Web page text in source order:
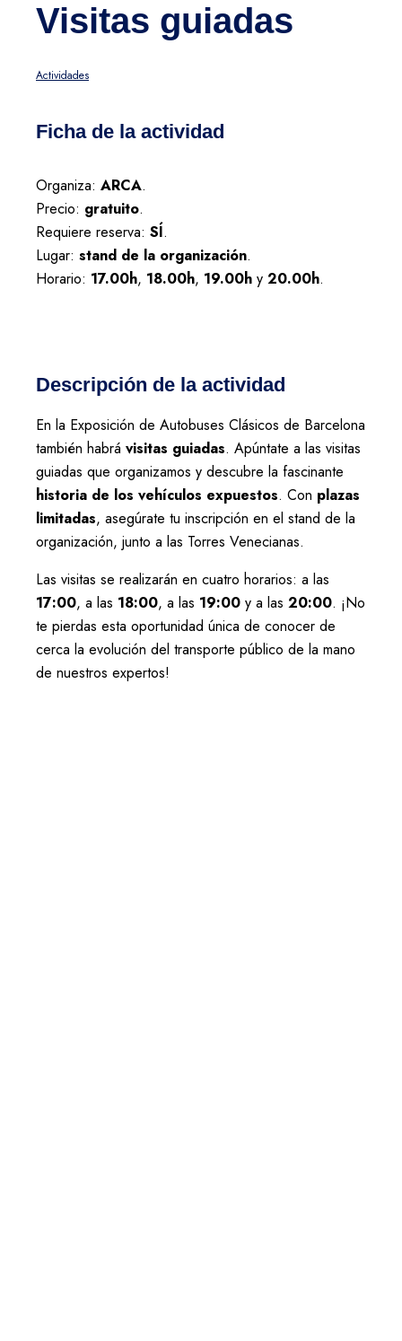
Visitas guiadas
Actividades
Ficha de la actividad
Organiza: ARCA.
Precio: gratuito.
Requiere reserva: SÍ.
Lugar: stand de la organización.
Horario: 17.00h, 18.00h, 19.00h y 20.00h.
Descripción de la actividad
En la Exposición de Autobuses Clásicos de Barcelona
también habrá visitas guiadas. Apúntate a las visitas
guiadas que organizamos y descubre la fascinante
historia de los vehículos expuestos. Con plazas
limitadas, asegúrate tu inscripción en el stand de la
organización, junto a las Torres Venecianas.
Las visitas se realizarán en cuatro horarios: a las
17:00, a las 18:00, a las 19:00 y a las 20:00. ¡No
te pierdas esta oportunidad única de conocer de
cerca la evolución del transporte público de la mano
de nuestros expertos!